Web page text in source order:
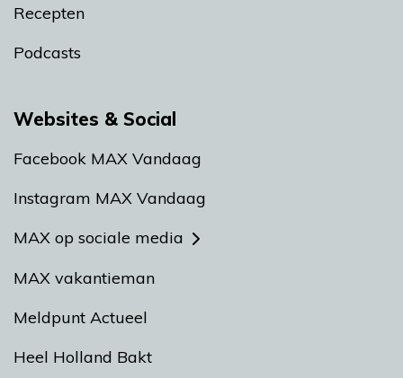
Recepten
Podcasts
Websites & Social
Facebook MAX Vandaag
Instagram MAX Vandaag
MAX op sociale media
MAX vakantieman
Meldpunt Actueel
Heel Holland Bakt